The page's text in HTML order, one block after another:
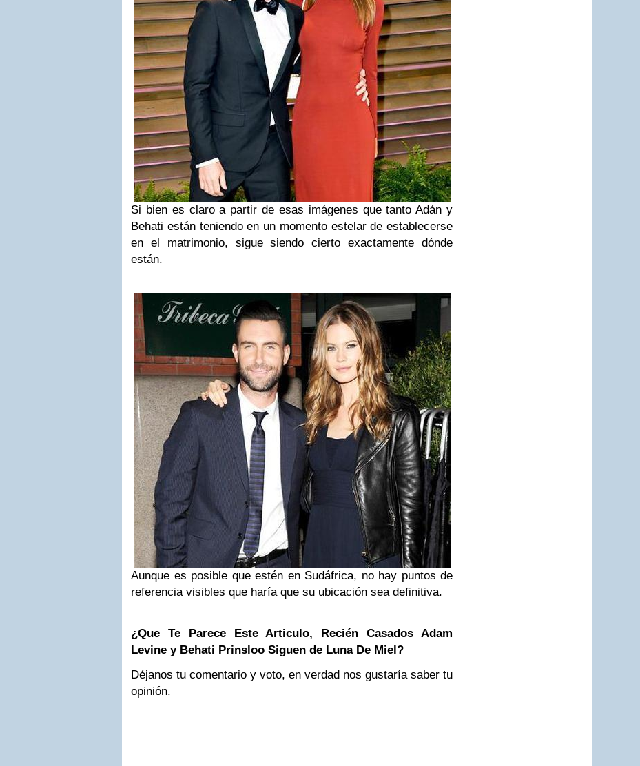
Si bien es claro a partir de esas imágenes que tanto Adán y
Behati están teniendo en un momento estelar de establecerse
en el matrimonio, sigue siendo cierto exactamente dónde
están.
Aunque es posible que estén en Sudáfrica, no hay puntos de
referencia visibles que haría que su ubicación sea definitiva.
¿Que Te Parece Este Articulo, Recién Casados Adam
Levine y Behati Prinsloo Siguen de Luna De Miel?
Déjanos tu comentario y voto, en verdad nos gustaría saber tu
opinión.